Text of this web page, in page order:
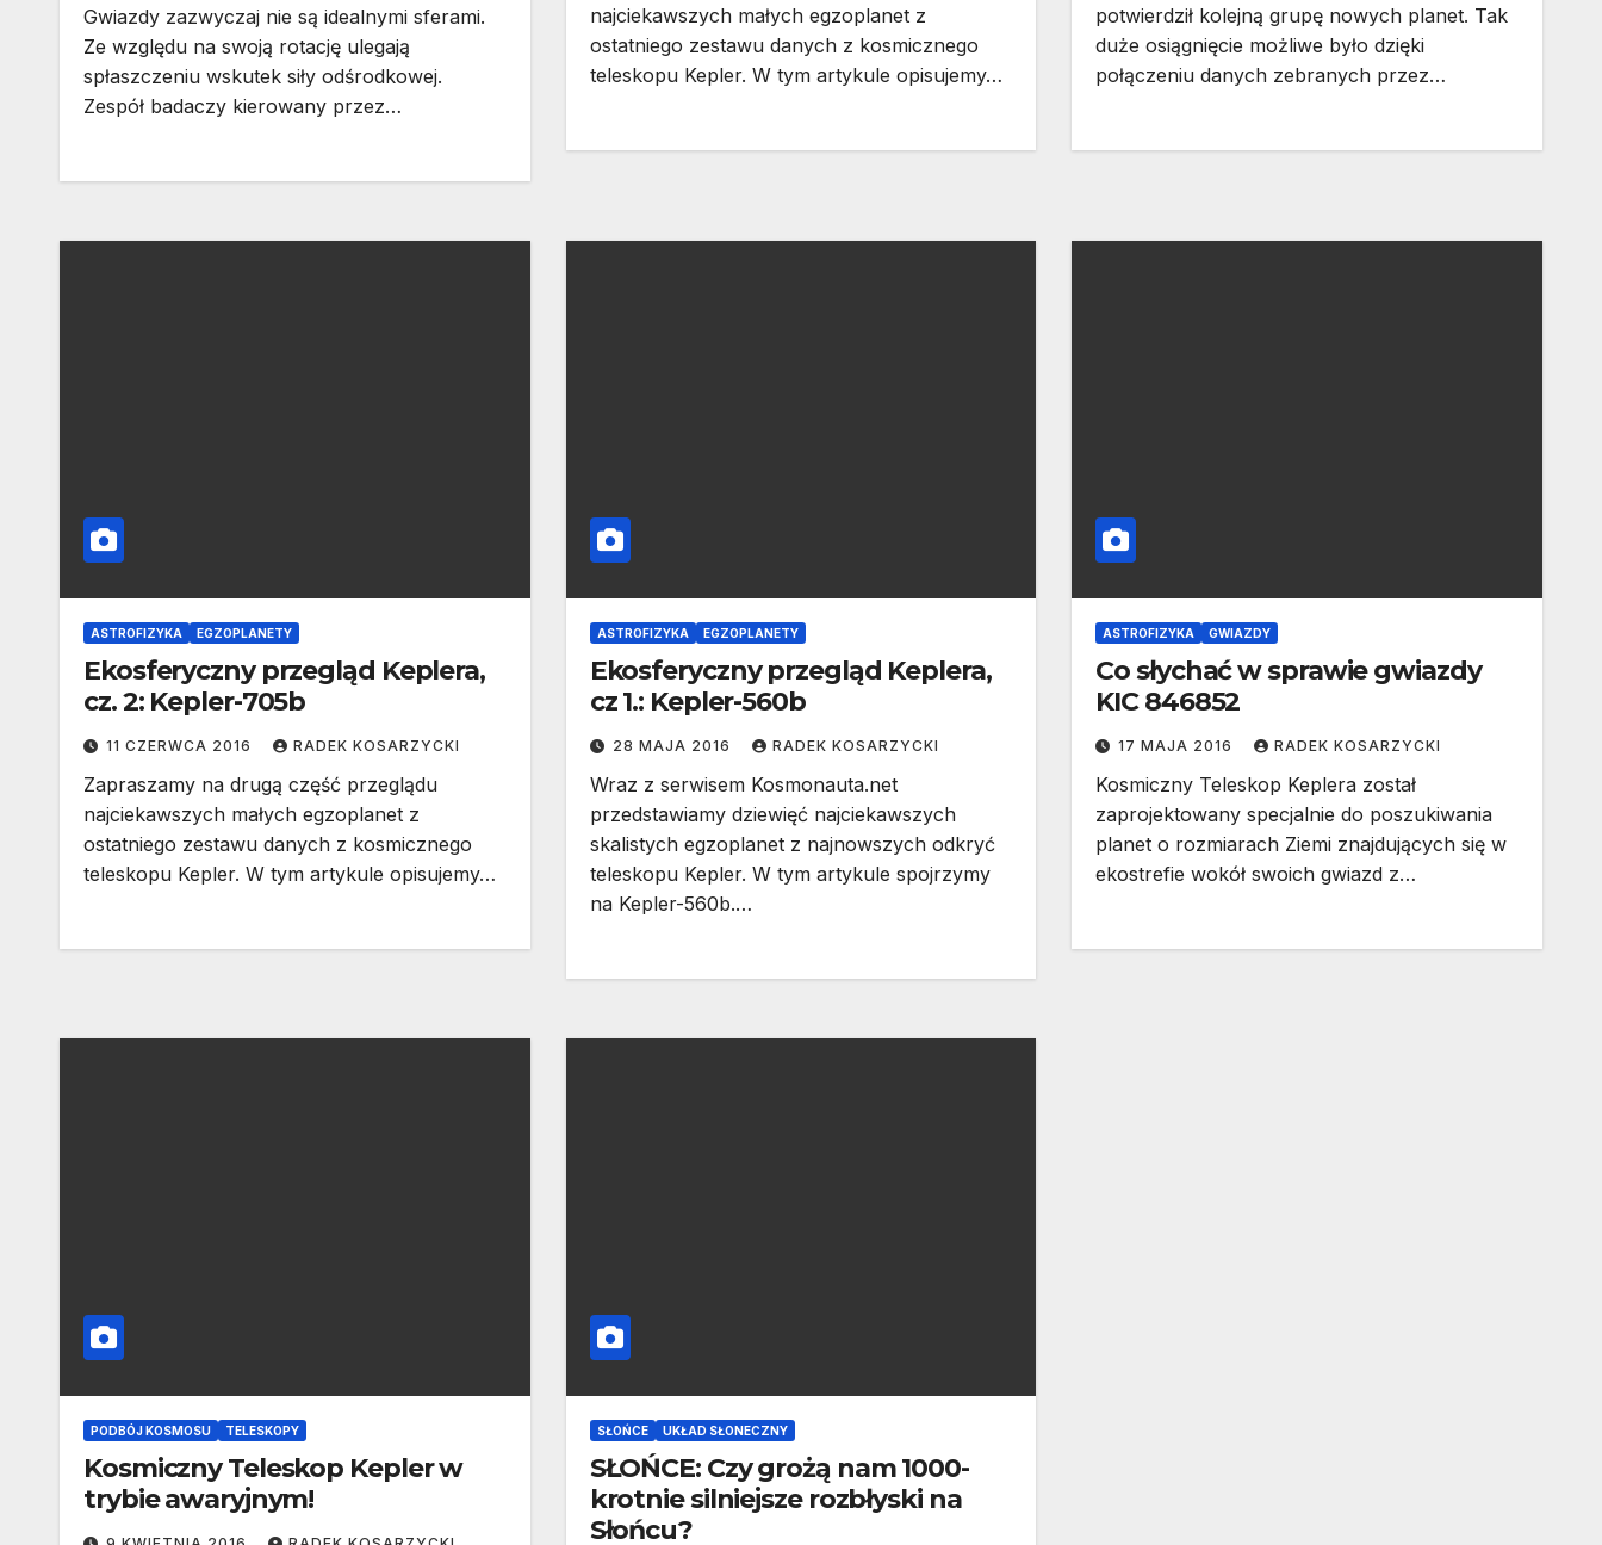
Gwiazdy zazwyczaj nie są idealnymi sferami.
Ze względu na swoją rotację ulegają
spłaszczeniu wskutek siły odśrodkowej.
Zespół badaczy kierowany przez…
najciekawszych małych egzoplanet z
ostatniego zestawu danych z kosmicznego
teleskopu Kepler. W tym artykule opisujemy…
potwierdził kolejną grupę nowych planet. Tak
duże osiągnięcie możliwe było dzięki
połączeniu danych zebranych przez…
ASTROFIZYKA EGZOPLANETY
Ekosferyczny przegląd Keplera,
cz. 2: Kepler-705b
11 CZERWCA 2016 RADEK KOSARZYCKI
Zapraszamy na drugą część przeglądu
najciekawszych małych egzoplanet z
ostatniego zestawu danych z kosmicznego
teleskopu Kepler. W tym artykule opisujemy…
ASTROFIZYKA EGZOPLANETY
Ekosferyczny przegląd Keplera,
cz 1.: Kepler-560b
28 MAJA 2016 RADEK KOSARZYCKI
Wraz z serwisem Kosmonauta.net
przedstawiamy dziewięć najciekawszych
skalistych egzoplanet z najnowszych odkryć
teleskopu Kepler. W tym artykule spojrzymy
na Kepler-560b.…
ASTROFIZYKA GWIAZDY
Co słychać w sprawie gwiazdy
KIC 846852
17 MAJA 2016 RADEK KOSARZYCKI
Kosmiczny Teleskop Keplera został
zaprojektowany specjalnie do poszukiwania
planet o rozmiarach Ziemi znajdujących się w
ekostrefie wokół swoich gwiazd z…
PODBÓJ KOSMOSU TELESKOPY
Kosmiczny Teleskop Kepler w
trybie awaryjnym!
SŁOŃCE UKŁAD SŁONECZNY
SŁOŃCE: Czy grożą nam 1000-
krotnie silniejsze rozbłyski na
Słońcu?